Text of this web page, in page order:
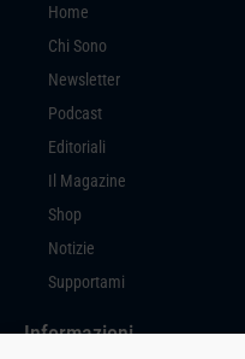
Home
Chi Sono
Newsletter
Podcast
Editoriali
Il Magazine
Shop
Notizie
Supportami
Informazioni